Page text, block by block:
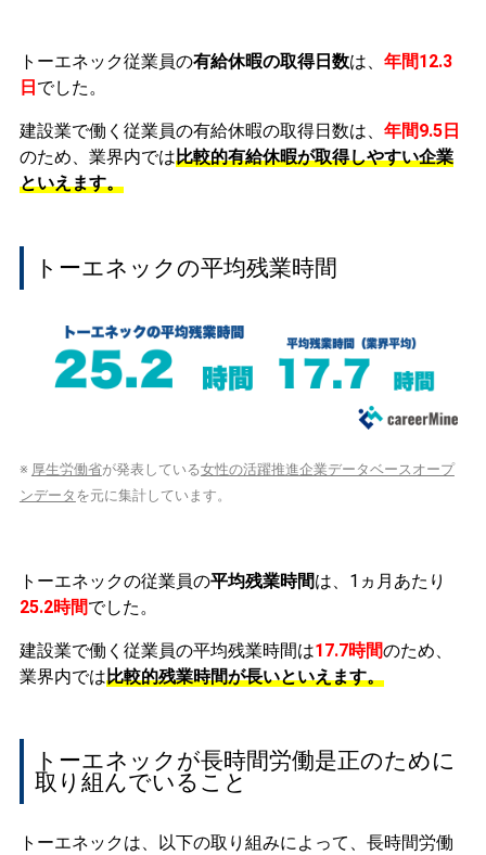
トーエネック従業員の有給休暇の取得日数は、 年間12.3
日 でした。
建設業で働く従業員の有給休暇の取得日数は、 年間9.5日
のため、業界内では比較的有給休暇が取得しやすい企業
といえます。
トーエネックの平均残業時間
※ 厚生労働省が発表している女性の活躍推進企業データベースオープ
ンデータ を元に集計しています。
トーエネックの従業員の平均残業時間は、1ヵ月あたり
25.2時間でした。
建設業で働く従業員の平均残業時間は17.7時間のため、
業界内では比較的残業時間が長いといえます。
トーエネックが長時間労働是正のために
取り組んでいること
トーエネックは、以下の取り組みによって、長時間労働